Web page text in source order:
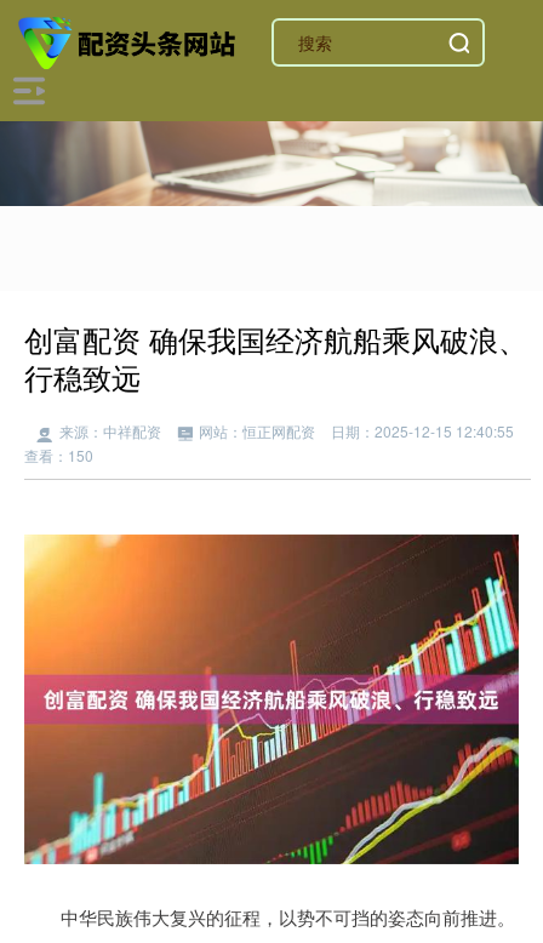
创富配资 确保我国经济航船乘风破浪、
行稳致远
来源：中祥配资 网站：恒正网配资
日期：2025-12-15 12:40:55
查看：150
中华民族伟大复兴的征程，以势不可挡的姿态向前推进。